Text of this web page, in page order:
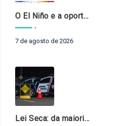
O El Niño e a oportunidade de fortalecer o controle externo das políticas climáticas
7 de agosto de 2026
Lei Seca: da maioridade à maturidade